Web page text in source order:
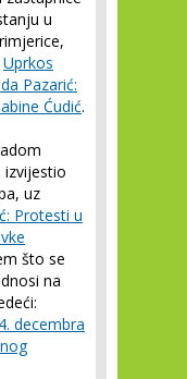
u
Uprkos
Pazarić:
Ćudić.
izvijestio
uz
Protesti u
što se
na
decembra